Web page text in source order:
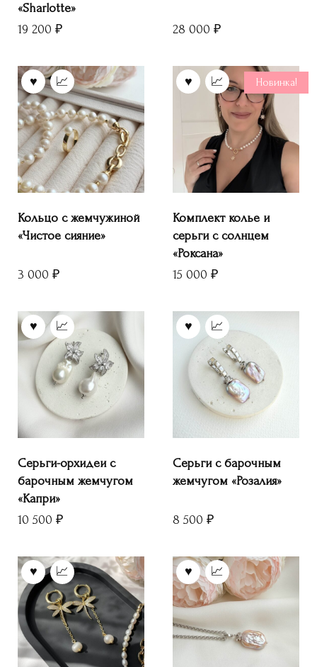
«Sharlotte»
19 200 ₽ 28 000 ₽
Кольцо с жемчужиной
«Чистое сияние»
3 000 ₽
Новинка!
Комплект колье и
серьги с солнцем
«Роксана»
15 000 ₽
Серьги-орхидеи с
барочным жемчугом
«Капри»
10 500 ₽
Серьги с барочным
жемчугом «Розалия»
8 500 ₽